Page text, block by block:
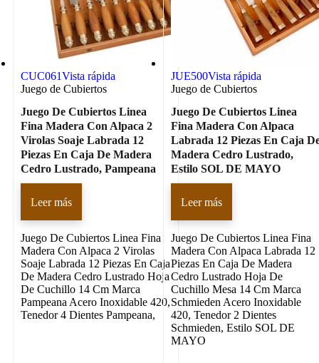
CUC061Vista rápida
Juego de Cubiertos
Juego De Cubiertos Linea
Fina Madera Con Alpaca 2
Virolas Soaje Labrada 12
Piezas En Caja De Madera
Cedro Lustrado, Pampeana
Leer más
Juego De Cubiertos Linea Fina
Madera Con Alpaca 2 Virolas
Soaje Labrada 12 Piezas En Caja
De Madera Cedro Lustrado Hoja
De Cuchillo 14 Cm Marca
Pampeana Acero Inoxidable 420,
Tenedor 4 Dientes Pampeana,
JUE500Vista rápida
Juego de Cubiertos
Juego De Cubiertos Linea
Fina Madera Con Alpaca
Labrada 12 Piezas En Caja
Madera Cedro Lustrado,
Estilo SOL DE MAYO
Leer más
Juego De Cubiertos Linea Fina
Madera Con Alpaca Labrada 12
Piezas En Caja De Madera
Cedro Lustrado Hoja De
Cuchillo Mesa 14 Cm Marca
Schmieden Acero Inoxidable
420, Tenedor 2 Dientes
Schmieden, Estilo SOL DE
MAYO